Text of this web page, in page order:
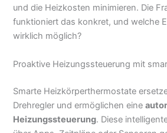
und die Heizkosten minimieren. Die
funktioniert das konkret, und welche
wirklich möglich?
Proaktive Heizungssteuerung mit
Smarte Heizkörperthermostate
Drehregler und ermöglichen eine
Heizungssteuerung. Diese